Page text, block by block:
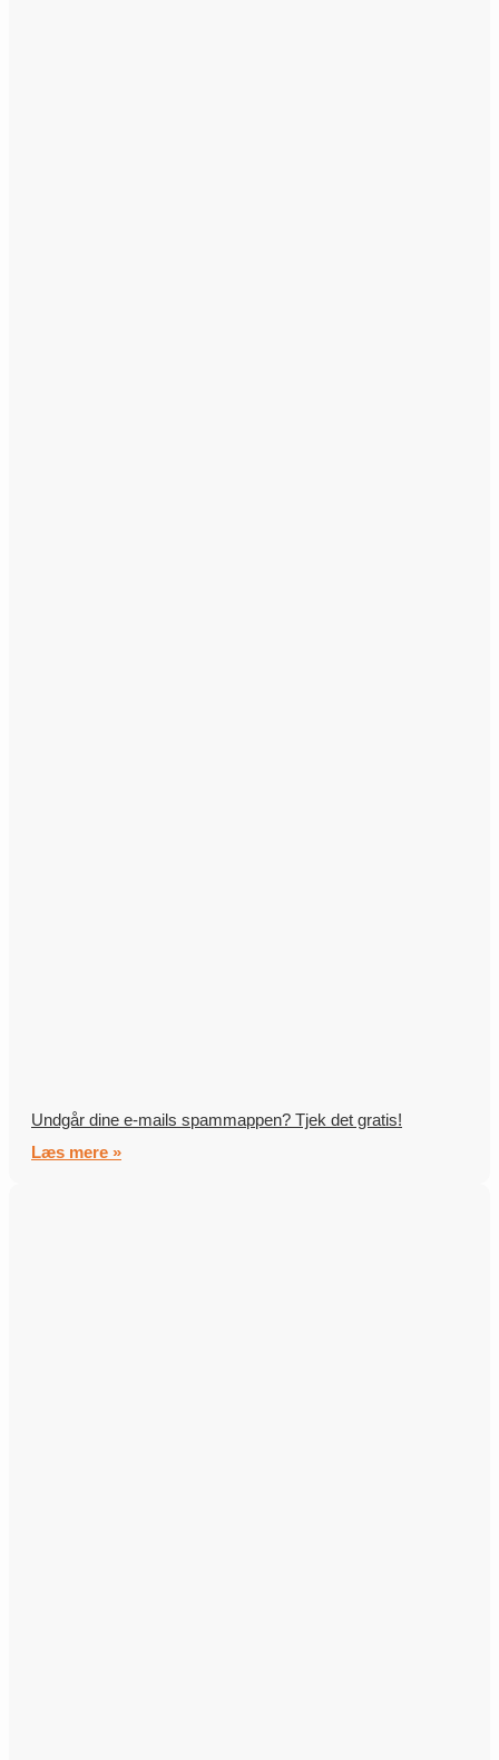
Undgår dine e-mails spammappen? Tjek det gratis!
Læs mere »